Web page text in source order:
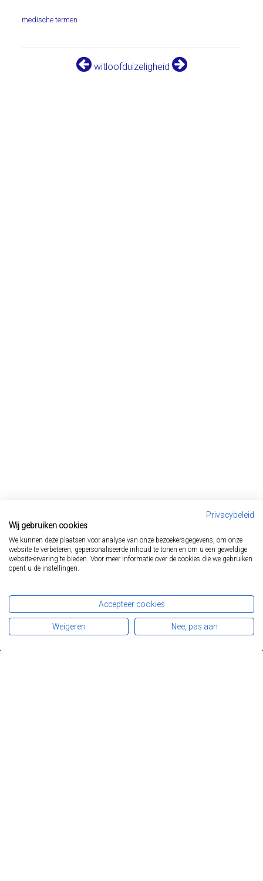
medische termen
witloofduizeligheid
Lynch syndroom
Diagnose en opvolging
Darmkanker
Privacybeleid
Wij gebruiken cookies
We kunnen deze plaatsen voor analyse van onze bezoekersgegevens, om onze
website te verbeteren, gepersonaliseerde inhoud te tonen en om u een geweldige
website-ervaring te bieden. Voor meer informatie over de cookies die we gebruiken
opent u de instellingen.
Accepteer cookies
Weigeren Nee, pas aan